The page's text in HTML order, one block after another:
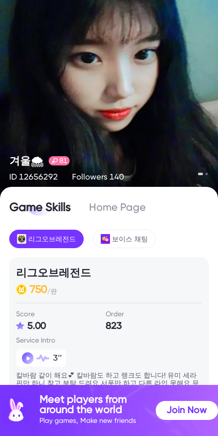
겨울🌨 81
ID 12656292 Followers 140
Game Skills Home Page
리그오브레전드 보이스 채팅
리그오브레전드
750/판
Score
5.00
Order
823
Service Intro
3’’
칼바람 같이 해요💕 칼바람도 하고 랭크도 합니다! 유미 세라
핀만 하니 참고 부탁 드려요 서폿만 하고 다른 라인 못해요 무
만 제가 열심히 하는거와 달리 팀운이 따르지 않으면 질수도
있습니다 패배를 해도 상관이 없으면 신청 해줘요:) 겨울이랑
같이 즐겁게 롤 하러 갑시당❣️
Meet players from
around the world
Play games, Make new friends
Join Now